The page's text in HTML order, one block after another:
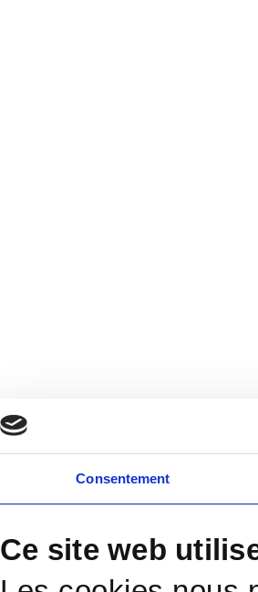
Consentement
Ce site web